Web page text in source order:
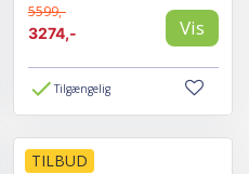
5599,-
3274,-
Vis
Tilgængelig
TILBUD